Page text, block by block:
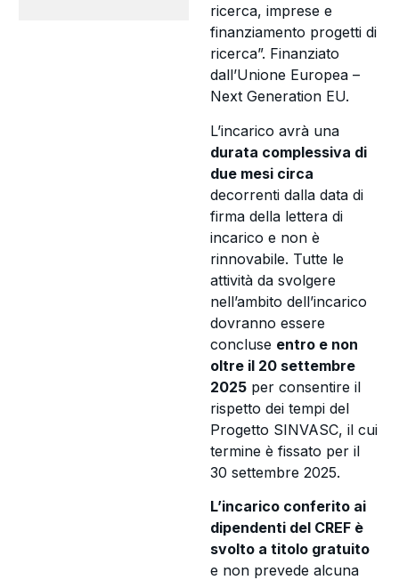
ricerca, imprese e
finanziamento progetti di
ricerca”. Finanziato
dall’Unione Europea –
Next Generation EU.
L’incarico avrà una
durata complessiva di
due mesi circa
decorrenti dalla data di
firma della lettera di
incarico e non è
rinnovabile. Tutte le
attività da svolgere
nell’ambito dell’incarico
dovranno essere
concluse entro e non
oltre il 20 settembre
2025 per consentire il
rispetto dei tempi del
Progetto SINVASC, il cui
termine è fissato per il
30 settembre 2025.
L’incarico conferito ai
dipendenti del CREF è
svolto a titolo gratuito
e non prevede alcuna